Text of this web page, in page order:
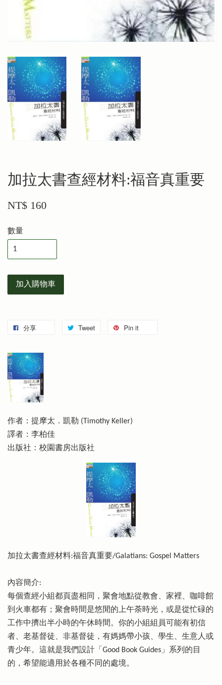
加拉太書查經材料:福音真重要
NT$ 160
數量
加入購物車
分享 Tweet Pin it
作者：提摩太．凱勒 (Timothy Keller)
譯者：李柏佳
出版社：校園書房出版社
加拉太書查經材料:福音真重要/Galatians: Gospel Matters
內容簡介:
每個查經小組都頁盡相同，聚會地點從教會、家裡、咖啡館
到火車都有；聚會時間是悠閒的上午荼時光，或是從忙碌的
工作中擠出半小時的午休時間。你的小組組員可能有初信
者、老基督徒、非基督徒，有媽媽帶小孩、學生、生意人或
青少年。這就是我們設計「Good Book Guides」系列的目
的，希望能適用於各種不同的處境。